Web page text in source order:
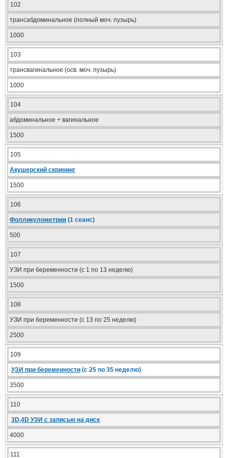
102
трансабдоминальное (полный моч. пузырь)
1000
103
трансвагинальное (осв. моч. пузырь)
1000
104
абдоминальное + вагинальное
1500
105
Акушерский скрининг
1500
106
Фолликулометрия (1 сеанс)
500
107
УЗИ при беременности (с 1 по 13 неделю)
1500
108
УЗИ при беременности (с 13 по 25 неделю)
2500
109
УЗИ при беременности (с 25 по 35 неделю)
3500
110
3D,4D УЗИ с записью на диск
4000
111